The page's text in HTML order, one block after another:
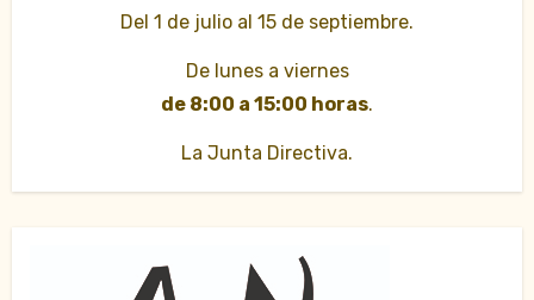
Del 1 de julio al 15 de septiembre.
De lunes a viernes
de 8:00 a 15:00 horas.
La Junta Directiva.